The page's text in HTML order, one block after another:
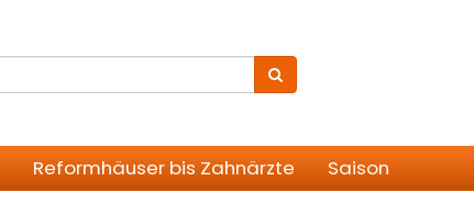
Reformhäuser bis Zahnärzte Saison